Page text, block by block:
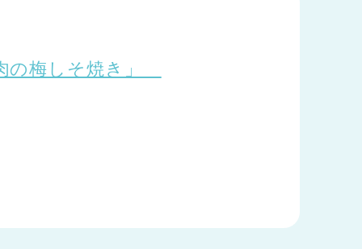
の梅しそ焼き」